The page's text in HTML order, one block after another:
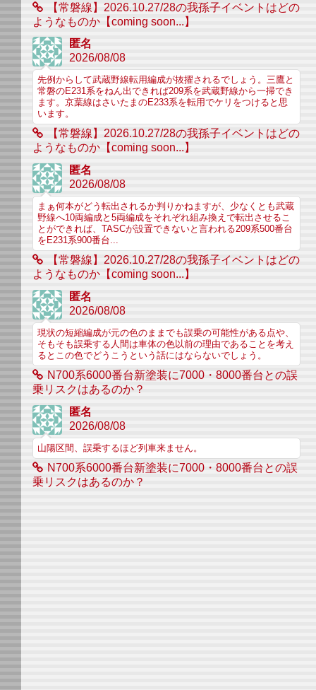
【常磐線】2026.10.27/28の我孫子イベントはどの
ようなものか【coming soon...】
匿名
2026/08/08
先例からして武蔵野線転用編成が抜擢されるでしょう。三鷹と
常磐のE231系をねん出できれば209系を武蔵野線から一掃でき
ます。京葉線はさいたまのE233系を転用でケリをつけると思
います。
【常磐線】2026.10.27/28の我孫子イベントはどの
ようなものか【coming soon...】
匿名
2026/08/08
まぁ何本がどう転出されるか判りかねますが、少なくとも武蔵
野線へ10両編成と5両編成をそれぞれ組み換えで転出させるこ
とができれば、TASCが設置できないと言われる209系500番台
をE231系900番台...
【常磐線】2026.10.27/28の我孫子イベントはどの
ようなものか【coming soon...】
匿名
2026/08/08
現状の短縮編成が元の色のままでも誤乗の可能性がある点や、
そもそも誤乗する人間は車体の色以前の理由であることを考え
るとこの色でどうこうという話にはならないでしょう。
N700系6000番台新塗装に7000・8000番台との誤
乗リスクはあるのか？
匿名
2026/08/08
山陽区間、誤乗するほど列車来ません。
N700系6000番台新塗装に7000・8000番台との誤
乗リスクはあるのか？